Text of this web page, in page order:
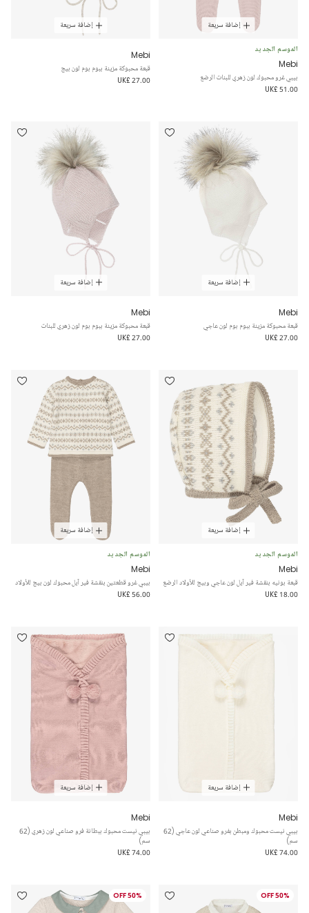
إضافة سريعة
الموسم الجديد
Mebi
بيبي غرو محبوك لون زهري للبنات الرضع
UK£ 51.00
إضافة سريعة
Mebi
قبعة محبوكة مزينة ببوم بوم لون بيج
UK£ 27.00
إضافة سريعة
Mebi
قبعة محبوكة مزينة ببوم بوم لون عاجي
UK£ 27.00
إضافة سريعة
Mebi
قبعة محبوكة مزينة ببوم بوم لون زهري للبنات
UK£ 27.00
إضافة سريعة
الموسم الجديد
Mebi
قبعة بونيه بنقشة فير آيل لون عاجي وبيج للأولاد الرضع
UK£ 18.00
إضافة سريعة
الموسم الجديد
Mebi
بيبي غرو قطعتين بنقشة فير آيل محبوك لون بيج للأولاد
UK£ 56.00
إضافة سريعة
Mebi
بيبي نيست محبوك ومبطن بفرو صناعي لون عاجي (62
سم)
UK£ 74.00
إضافة سريعة
Mebi
بيبي نيست محبوك ببطانة فرو صناعي لون زهري (62
سم)
UK£ 74.00
50% OFF
50% OFF